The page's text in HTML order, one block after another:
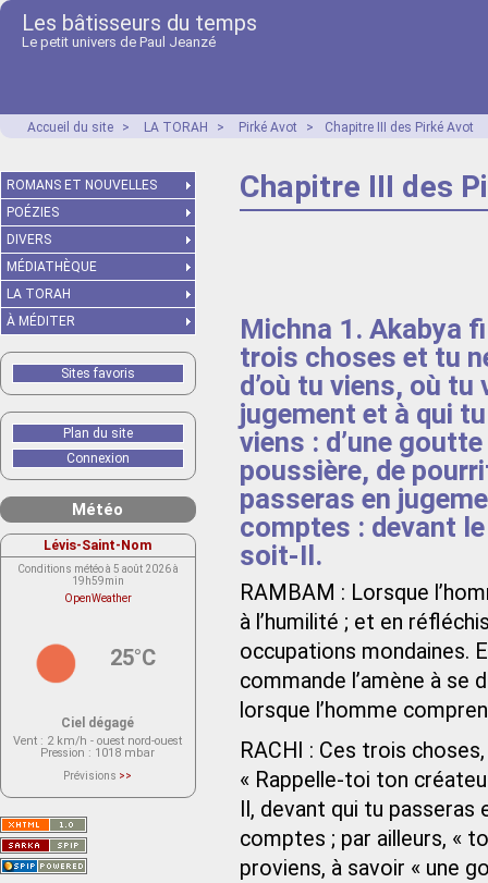
Les bâtisseurs du temps
Le petit univers de Paul Jeanzé
Accueil du site > LA TORAH > Pirké Avot > Chapitre III des Pirké Avot
Chapitre III des
Michna 1. Akabya
trois choses et tu
d’où tu viens, où
jugement et à qui
viens : d’une
poussière, de
passeras en
comptes : devant
soit-Il.
RAMBAM : Lorsque
à l’humilité ; et en
occupations mondaines.
commande l’amène à se
lorsque l’homme
RACHI : Ces trois
« Rappelle-toi ton
Il, devant qui tu
comptes ; par ailleurs, «
proviens, à savoir « une
ROMANS ET NOUVELLES
POÉZIES
DIVERS
MÉDIATHÈQUE
LA TORAH
À MÉDITER
Sites favoris
Plan du site
Connexion
Météo
Lévis-Saint-Nom
Conditions météo à 5 août 2026 à
19h59min
OpenWeather
25°C
Ciel dégagé
Vent : 2 km/h - ouest nord-ouest
Pression : 1018 mbar
Prévisions >>
actuellement aucune prévision
Saint-Nom.
Veuillez consulter le message du
service ci-dessous.
(401 - Invalid API key. Please see
https://openweathermap.org/faq#error401